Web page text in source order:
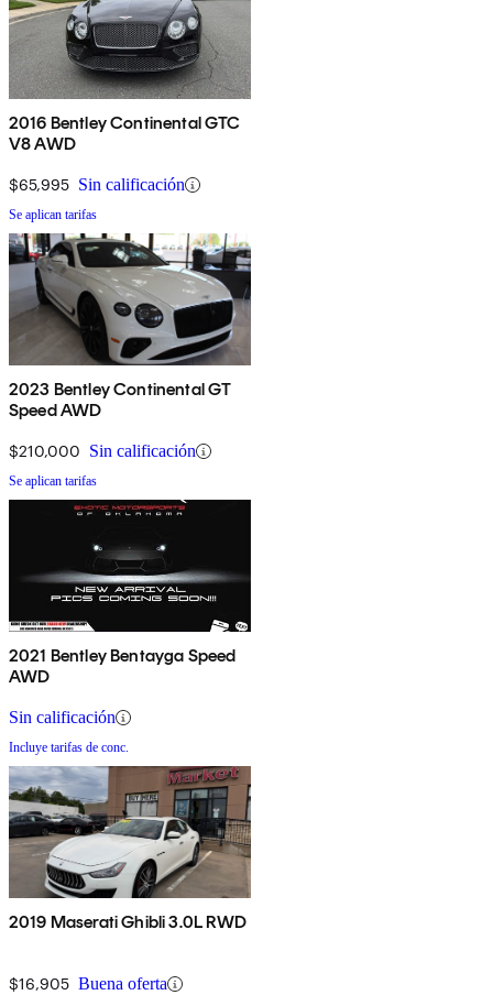
2016 Bentley Continental GTC
V8 AWD
$65,995 Sin calificación
Se aplican tarifas
2023 Bentley Continental GT
Speed AWD
$210,000 Sin calificación
Se aplican tarifas
2021 Bentley Bentayga Speed
AWD
Sin calificación
Incluye tarifas de conc.
2019 Maserati Ghibli 3.0L RWD
$16,905 Buena oferta